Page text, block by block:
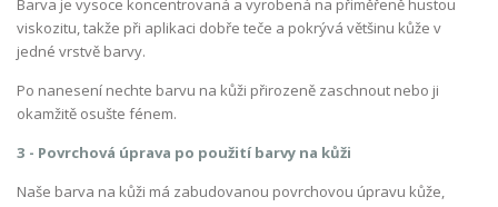
Barva je vysoce koncentrovaná a vyrobená na přiměřeně hustou
viskozitu, takže při aplikaci dobře teče a pokrývá většinu kůže v
jedné vrstvě barvy.
Po nanesení nechte barvu na kůži přirozeně zaschnout nebo ji
okamžitě osušte fénem.
3 - Povrchová úprava po použití barvy na kůži
Naše barva na kůži má zabudovanou povrchovou úpravu kůže,